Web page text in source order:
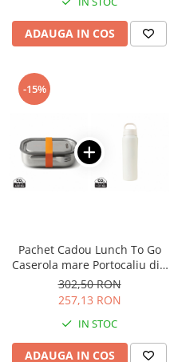
Pantaloni
Pantaloni cu pieptar
Hanorace
Jachete
Reflectorizante
Incaltaminte
Manusi de protectie
Accesorii pentru protectia
Ochelari de protectie si viziere
ADAUGA IN COS
-15%
Pachet Cadou Lunch To Go
Caserola mare Portocaliu din
inox + Sticla termoizolanta
Rowan Alba
302,50 RON
257,13 RON
IN STOC
ADAUGA IN COS